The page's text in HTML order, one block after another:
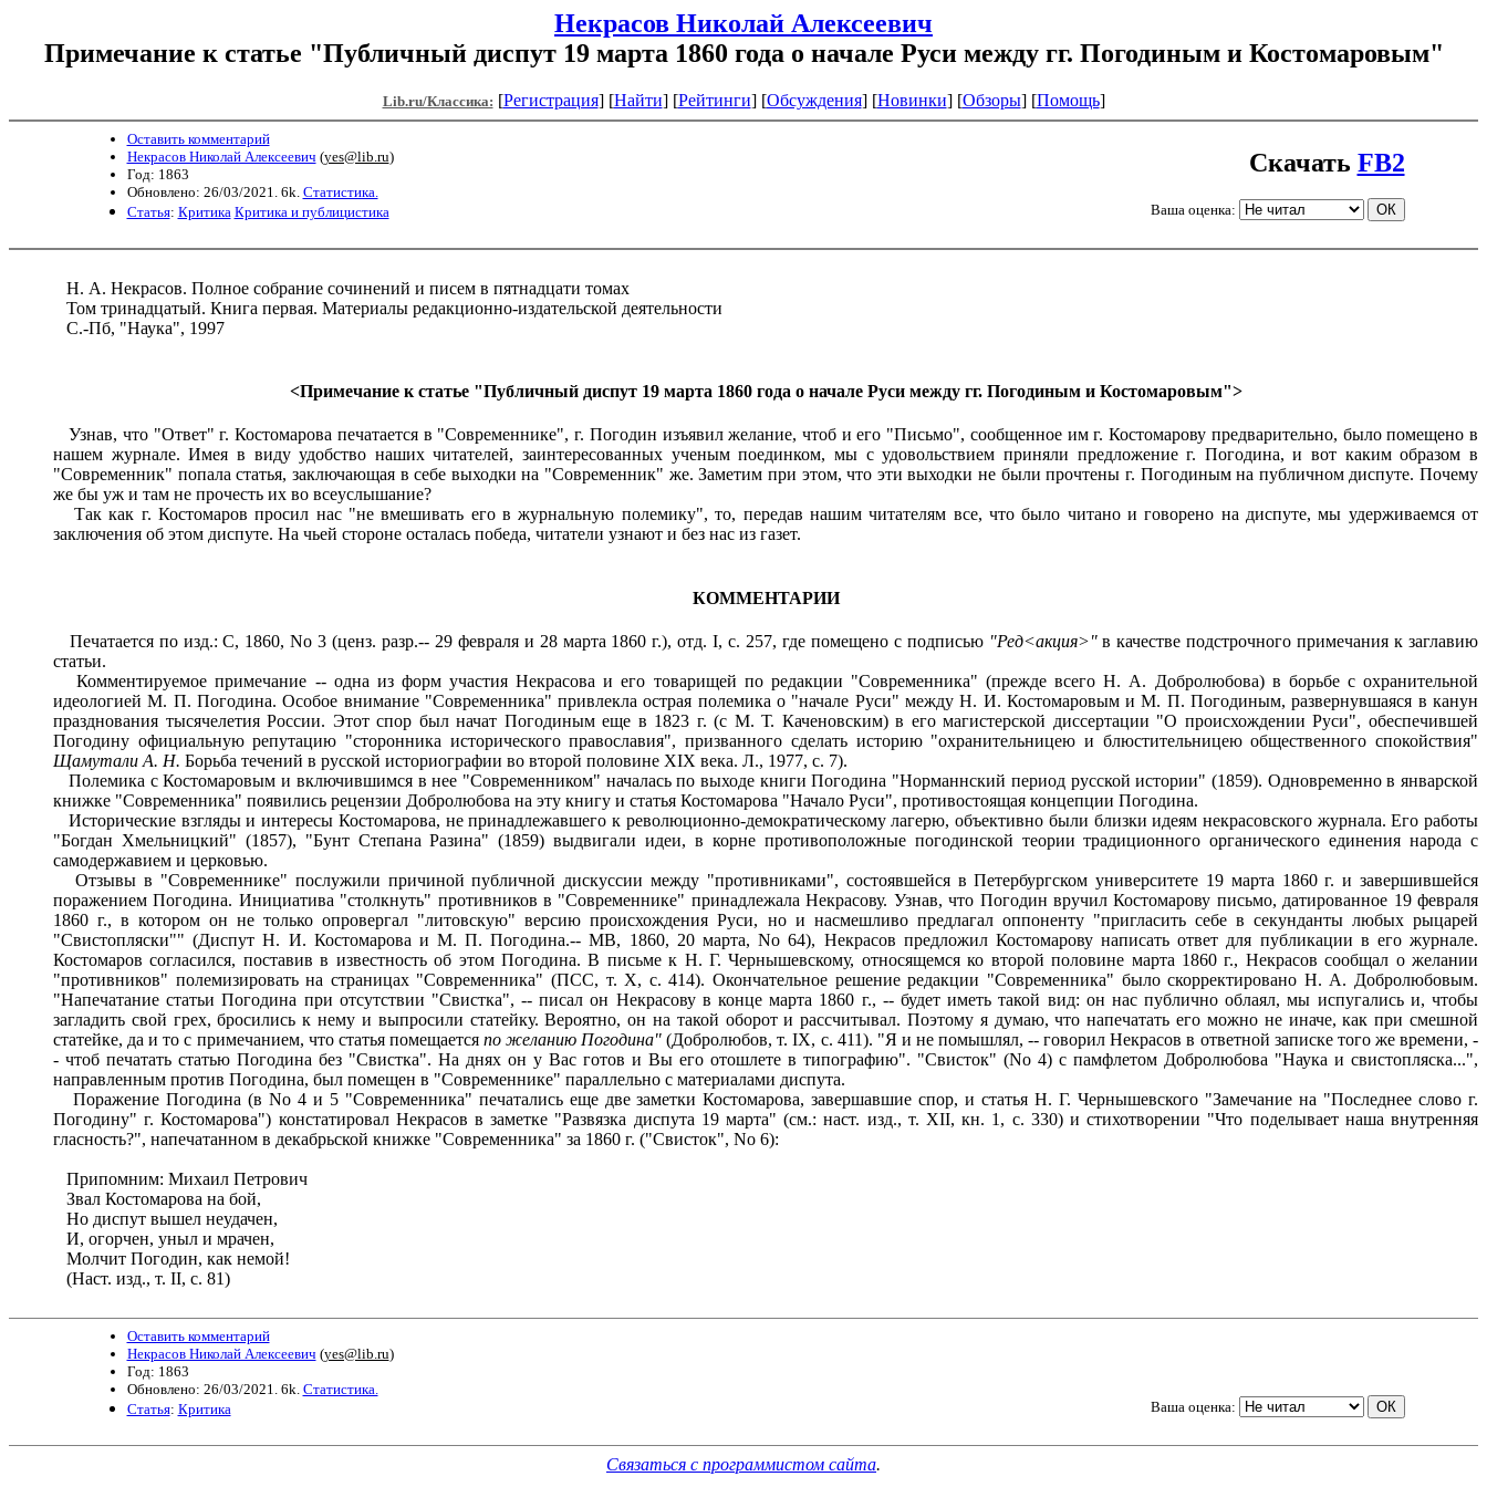
Некрасов Николай Алексеевич
Примечание к статье "Публичный диспут 19 марта 1860 года о начале Руси между гг. Погодиным и Костомаровым"
Lib.ru/Классика: [Регистрация] [Найти] [Рейтинги] [Обсуждения] [Новинки] [Обзоры] [Помощь]
Оставить комментарий
Некрасов Николай Алексеевич (yes@lib.ru)
Год: 1863
Обновлено: 26/03/2021. 6k. Статистика.
Статья: Критика Критика и публицистика
Скачать FB2
Ваша оценка:
Н. А. Некрасов. Полное собрание сочинений и писем в пятнадцати томах
Том тринадцатый. Книга первая. Материалы редакционно-издательской деятельности
С.-Пб, "Наука", 1997
<Примечание к статье "Публичный диспут 19 марта 1860 года о начале Руси между гг. Погодиным и Костомаровым">
Узнав, что "Ответ" г. Костомарова печатается в "Современнике", г. Погодин изъявил желание, чтоб и его "Письмо", сообщенное им г. Костомарову предварительно, было помещено в
нашем журнале. Имея в виду удобство наших читателей, заинтересованных ученым поединком, мы с удовольствием приняли предложение г. Погодина, и вот каким образом в
"Современник" попала статья, заключающая в себе выходки на "Современник" же. Заметим при этом, что эти выходки не были прочтены г. Погодиным на публичном диспуте. Почему
же бы уж и там не прочесть их во всеуслышание?
Так как г. Костомаров просил нас "не вмешивать его в журнальную полемику", то, передав нашим читателям все, что было читано и говорено на диспуте, мы удерживаемся от
заключения об этом диспуте. На чьей стороне осталась победа, читатели узнают и без нас из газет.
КОММЕНТАРИИ
Печатается по изд.: С, 1860, No 3 (ценз. разр.-- 29 февраля и 28 марта 1860 г.), отд. I, с. 257, где помещено с подписью "Ред<акция>"в качестве подстрочного примечания к заглавию
статьи.
Комментируемое примечание -- одна из форм участия Некрасова и его товарищей по редакции "Современника" (прежде всего Н. А. Добролюбова) в борьбе с охранительной
идеологией М. П. Погодина. Особое внимание "Современника" привлекла острая полемика о "начале Руси" между Н. И. Костомаровым и М. П. Погодиным, развернувшаяся в канун
празднования тысячелетия России. Этот спор был начат Погодиным еще в 1823 г. (с М. Т. Каченовским) в его магистерской диссертации "О происхождении Руси", обеспечившей
Погодину официальную репутацию "сторонника исторического православия", призванного сделать историю "охранительницею и блюстительницею общественного спокойствия"
Щамутали А. Н. Борьба течений в русской историографии во второй половине XIX века. Л., 1977, с. 7).
Полемика с Костомаровым и включившимся в нее "Современником" началась по выходе книги Погодина "Норманнский период русской истории" (1859). Одновременно в январской
книжке "Современника" появились рецензии Добролюбова на эту книгу и статья Костомарова "Начало Руси", противостоящая концепции Погодина.
Исторические взгляды и интересы Костомарова, не принадлежавшего к революционно-демократическому лагерю, объективно были близки идеям некрасовского журнала. Его работы
"Богдан Хмельницкий" (1857), "Бунт Степана Разина" (1859) выдвигали идеи, в корне противоположные погодинской теории традиционного органического единения народа с
самодержавием и церковью.
Отзывы в "Современнике" послужили причиной публичной дискуссии между "противниками", состоявшейся в Петербургском университете 19 марта 1860 г. и завершившейся
поражением Погодина. Инициатива "столкнуть" противников в "Современнике" принадлежала Некрасову. Узнав, что Погодин вручил Костомарову письмо, датированное 19 февраля
1860 г., в котором он не только опровергал "литовскую" версию происхождения Руси, но и насмешливо предлагал оппоненту "пригласить себе в секунданты любых рыцарей
"Свистопляски"" (Диспут Н. И. Костомарова и М. П. Погодина.-- MB, 1860, 20 марта, No 64), Некрасов предложил Костомарову написать ответ для публикации в его журнале.
Костомаров согласился, поставив в известность об этом Погодина. В письме к Н. Г. Чернышевскому, относящемся ко второй половине марта 1860 г., Некрасов сообщал о желании
"противников" полемизировать на страницах "Современника" (ПСС, т. X, с. 414). Окончательное решение редакции "Современника" было скорректировано Н. А. Добролюбовым.
"Напечатание статьи Погодина при отсутствии "Свистка", -- писал он Некрасову в конце марта 1860 г., -- будет иметь такой вид: он нас публично облаял, мы испугались и, чтобы
загладить свой грех, бросились к нему и выпросили статейку. Вероятно, он на такой оборот и рассчитывал. Поэтому я думаю, что напечатать его можно не иначе, как при смешной
статейке, да и то с примечанием, что статья помещается по желанию Погодина"(Добролюбов, т. IX, с. 411). "Я и не помышлял, -- говорил Некрасов в ответной записке того же времени, -
- чтоб печатать статью Погодина без "Свистка". На днях он у Вас готов и Вы его отошлете в типографию". "Свисток" (No 4) с памфлетом Добролюбова "Наука и свистопляска...",
направленным против Погодина, был помещен в "Современнике" параллельно с материалами диспута.
Поражение Погодина (в No 4 и 5 "Современника" печатались еще две заметки Костомарова, завершавшие спор, и статья Н. Г. Чернышевского "Замечание на "Последнее слово г.
Погодину" г. Костомарова") констатировал Некрасов в заметке "Развязка диспута 19 марта" (см.: наст. изд., т. XII, кн. 1, с. 330) и стихотворении "Что поделывает наша внутренняя
гласность?", напечатанном в декабрьской книжке "Современника" за 1860 г. ("Свисток", No 6):
Припомним: Михаил Петрович
Звал Костомарова на бой,
Но диспут вышел неудачен,
И, огорчен, уныл и мрачен,
Молчит Погодин, как немой!
(Наст. изд., т. II, с. 81)
Оставить комментарий
Некрасов Николай Алексеевич (yes@lib.ru)
Год: 1863
Обновлено: 26/03/2021. 6k. Статистика.
Статья: Критика Ваша оценка:
Связаться с программистом сайта.